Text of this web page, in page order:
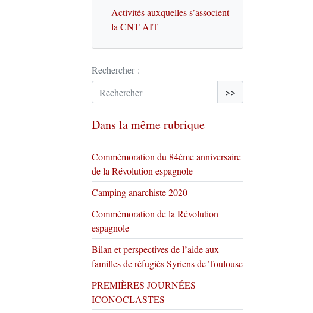
Activités auxquelles s’associent
la CNT AIT
Rechercher :
>>
Dans la même rubrique
Commémoration du 84éme anniversaire
de la Révolution espagnole
Camping anarchiste 2020
Commémoration de la Révolution
espagnole
Bilan et perspectives de l’aide aux
familles de réfugiés Syriens de Toulouse
PREMIÈRES JOURNÉES
ICONOCLASTES